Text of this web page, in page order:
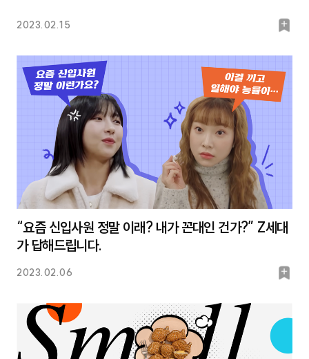
2023.02.15
북
크
“요즘 신입사원 정말 이래? 내가 꼰대인 건가?” Z세대
가 답해드립니다.
2023.02.06
북
크